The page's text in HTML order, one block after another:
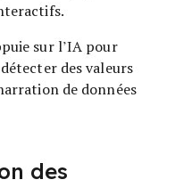
sur l’IA pour
des valeurs
de données
des